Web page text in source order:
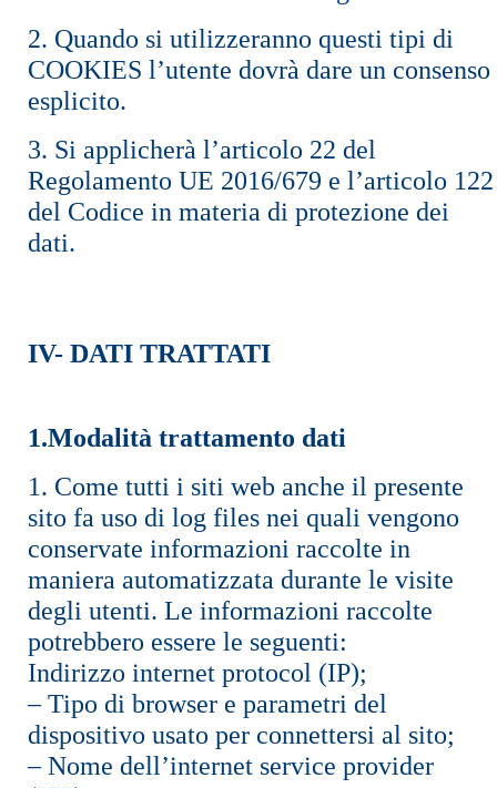
2. Quando si utilizzeranno questi tipi di
COOKIES l’utente dovrà dare un consenso
esplicito.
3. Si applicherà l’articolo 22 del
Regolamento UE 2016/679 e l’articolo 122
del Codice in materia di protezione dei
dati.
IV- DATI TRATTATI
1.Modalità trattamento dati
1. Come tutti i siti web anche il presente
sito fa uso di log files nei quali vengono
conservate informazioni raccolte in
maniera automatizzata durante le visite
degli utenti. Le informazioni raccolte
potrebbero essere le seguenti:
Indirizzo internet protocol (IP);
– Tipo di browser e parametri del
dispositivo usato per connettersi al sito;
– Nome dell’internet service provider